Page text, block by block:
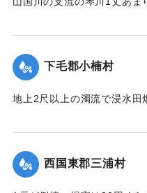
｜固有コード:
下毛郡小楠村
地上2尺以上の濁流で浸水田
｜固有コード: 00275071
西国東郡三浦村